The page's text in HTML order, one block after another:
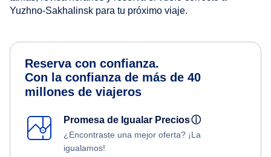
Yuzhno-Sakhalinsk para tu próximo viaje.
Reserva con confianza.
Con la confianza de más de 40
millones de viajeros
Promesa de Igualar Preciosⓘ
¿Encontraste una mejor oferta? ¡La
igualamos!